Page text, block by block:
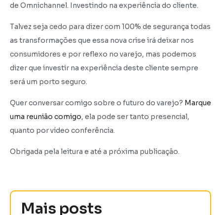
de Omnichannel. Investindo na experiência do cliente.
Talvez seja cedo para dizer com 100% de segurança todas
as transformações que essa nova crise irá deixar nos
consumidores e por reflexo no varejo, mas podemos
dizer que investir na experiência deste cliente sempre
será um porto seguro.
Quer conversar comigo sobre o futuro do varejo? Marque
uma reunião comigo, ela pode ser tanto presencial,
quanto por vídeo conferência.
Obrigada pela leitura e até a próxima publicação.
Mais posts